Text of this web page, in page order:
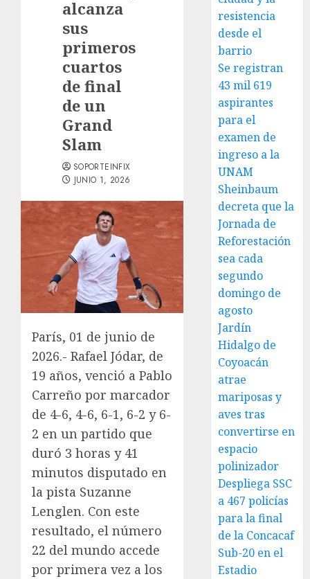
alcanza
sus
primeros
cuartos
de final
de un
Grand
Slam
SOPORTEINFIX
JUNIO 1, 2026
París, 01 de junio de
2026.- Rafael Jódar, de
19 años, venció a Pablo
Carreño por marcador
de 4-6, 4-6, 6-1, 6-2 y 6-
2 en un partido que
duró 3 horas y 41
minutos disputado en
la pista Suzanne
Lenglen. Con este
resultado, el número
22 del mundo accede
por primera vez a los
resistencia
desde el
barrio
Se registran
43 mil 619
aspirantes
para el
examen de
ingreso a la
UNAM
Sheinbaum
decreta que la
Jornada de
Reforestación
sea cada
segundo
domingo de
agosto
Jardín
Hidalgo de
Coyoacán
atrae
mariposas y
aves tras
convertirse en
espacio
polinizador
Despliega SSC
a 467 policías
para la final
de la Concacaf
Sub-20 en el
Estadio